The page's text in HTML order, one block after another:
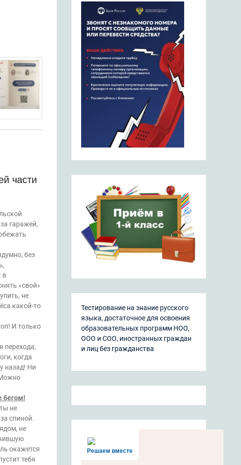
части
гаражей,
без
в
«свой»
не
какой-то
И только
перехода,
когда
назад! Ни
бегом!
не
спиной.
не
окажется
тебя
Тестирование на знание русского
языка, достаточное для освоения
образовательных программ НОО,
ООО и СОО, иностранных граждан
и лиц без гражданства
Решаем вместе